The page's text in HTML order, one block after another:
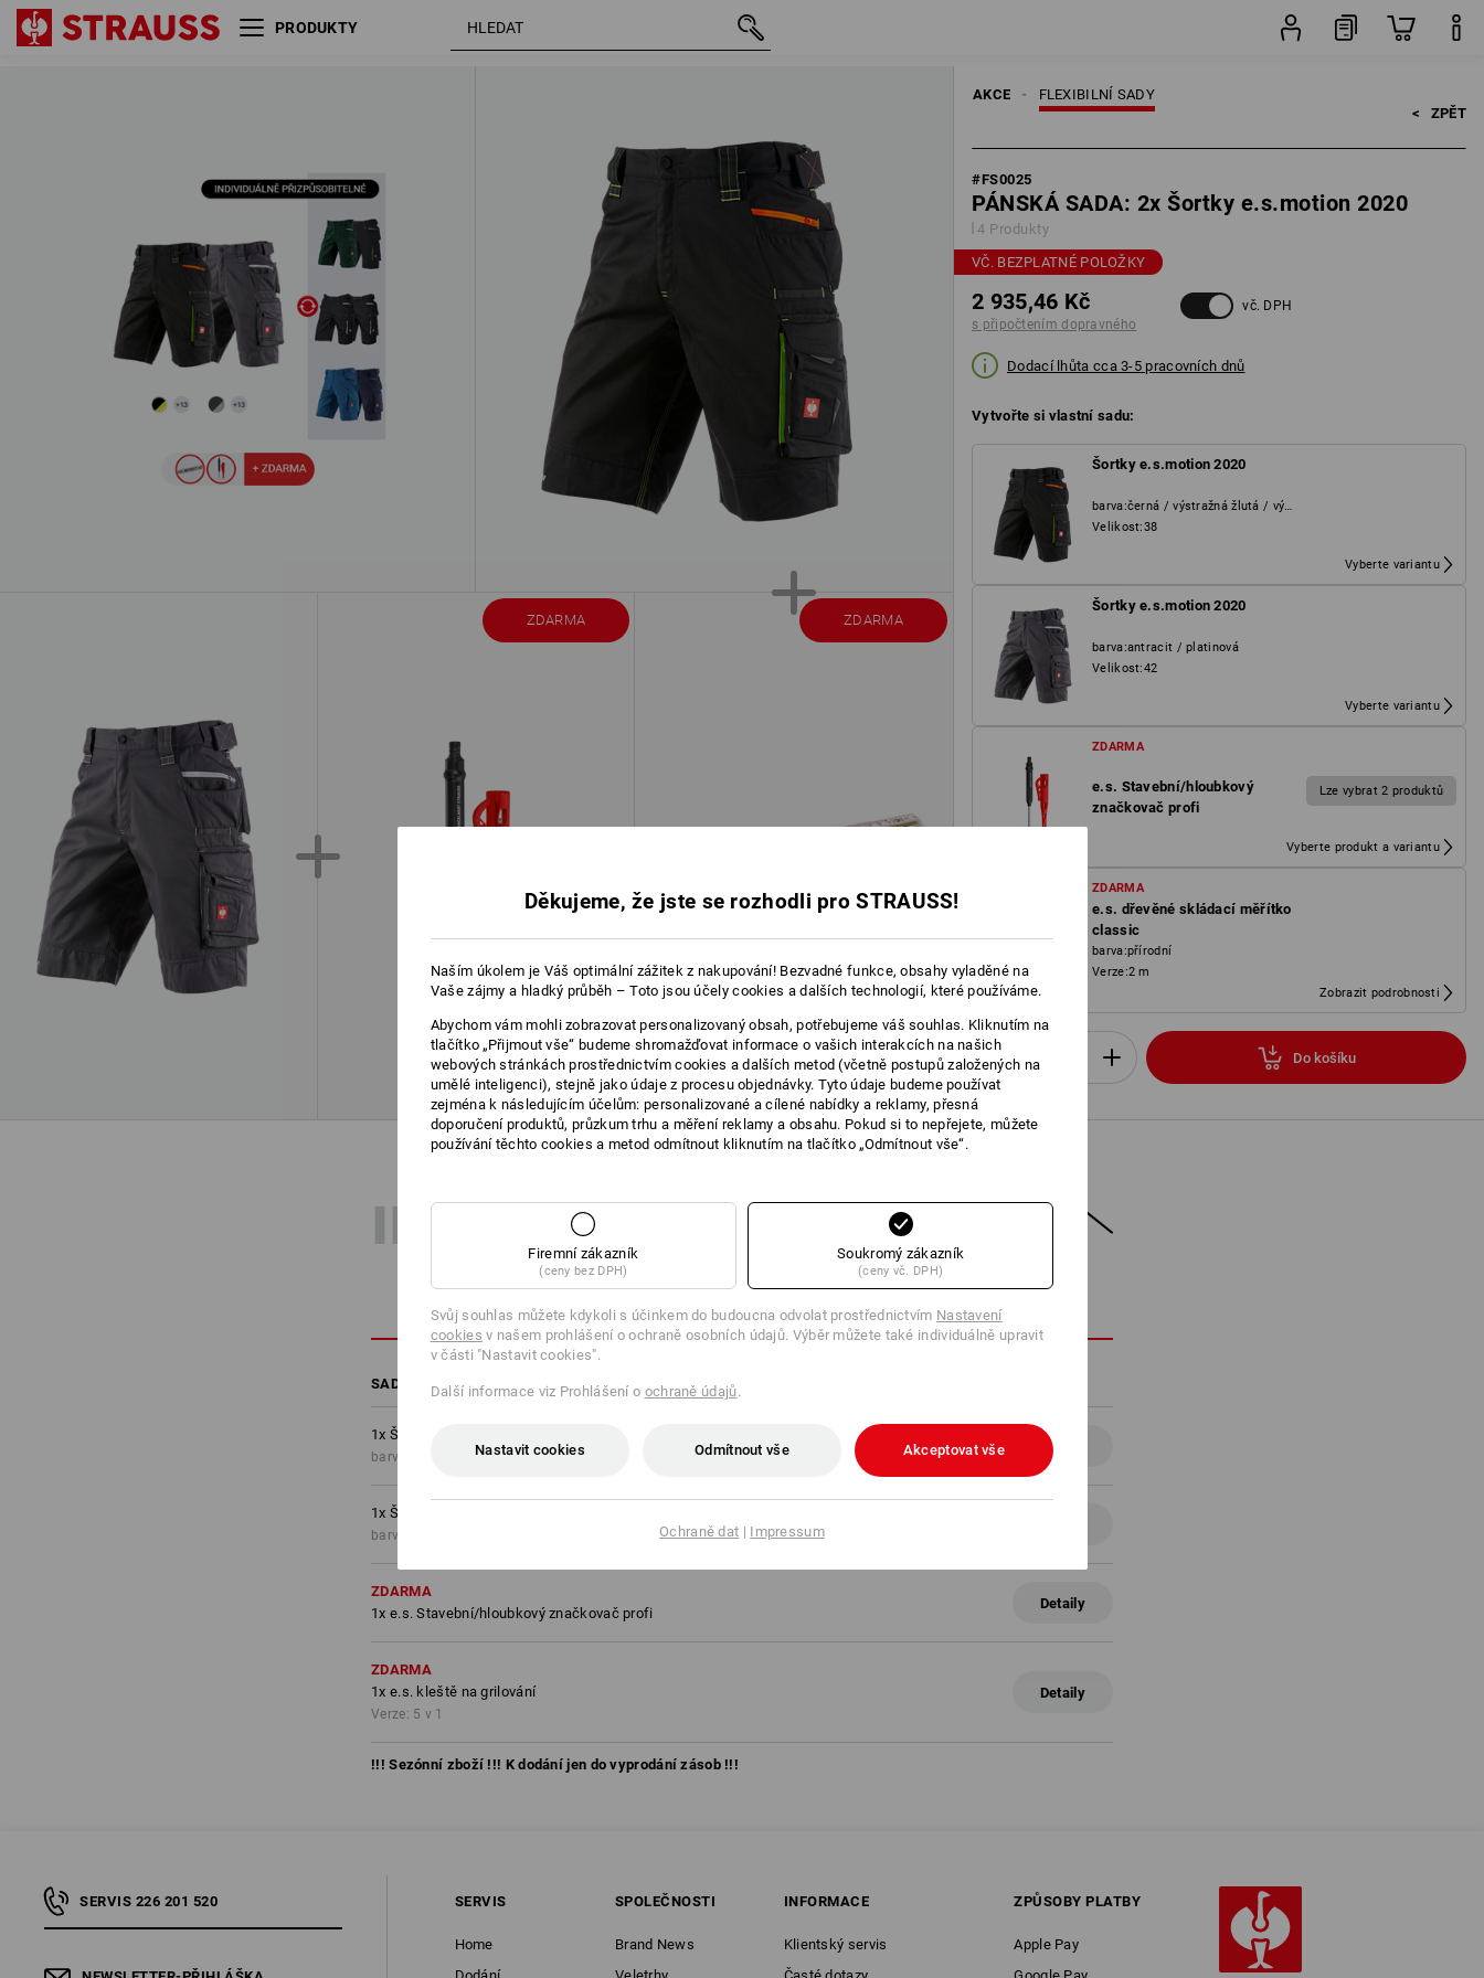
PRODUKTY
ZDARMA ZDARMA
AKCE
FLEXIBILNÍ SADY
< ZPĚT
#FS0025
PÁNSKÁ SADA: 2x Šortky e.s.motion 2020
4 Produkty
VČ. BEZPLATNÉ POLOŽKY
2 935,46 Kč
s připočtením dopravného
vč. DPH
Dodací lhůta cca 3-5 pracovních dnů
Vytvořte si vlastní sadu:
Šortky e.s.motion 2020
barva:
černá / výstražná žlutá / výstražná oranžová
Velikost:38
Vyberte variantu
Šortky e.s.motion 2020
barva:antracit / platinová
Velikost:42
Vyberte variantu
ZDARMA
e.s. Stavební/hloubkový
značkovač profi
Lze vybrat 2 produktů
Vyberte produkt a variantu
ZDARMA
e.s. dřevěné skládací měřítko
classic
barva:přírodní
Verze:2 m
Zobrazit podrobnosti
Sada
Do košíku
PÁNSKÁ SADA: 2x Šortky
Upravit součásti sady 2 935,46 Kč
s připočtením dopravného
INFORMACE O VÝROBKU
POPIS
SADA OBSAHUJE:
1x Šortky e.s.motion 2020
barva: černá/výstražná žlutá/výstražná oranžová, Velikost: 38
Detaily
1x Šortky e.s.motion 2020
barva: antracit/platinová, Velikost: 42
ZDARMA
1x e.s. Stavební/hloubkový značkovač profi
Detaily
ZDARMA
1x e.s. kleště na grilování
Verze: 5 v 1
Detaily
!!! Sezónní zboží !!! K dodání jen do vyprodání zásob !!!
SERVIS 226 201 520 SERVIS
Home
SPOLEČNOSTI
Brand News
INFORMACE
Klientský servis
ZPŮSOBY PLATBY
Apple Pay
Děkujeme, že jste se rozhodli pro STRAUSS!
Naším úkolem je Váš optimální zážitek z nakupování! Bezvadné funkce, obsahy vyladěné na
Vaše zájmy a hladký průběh – Toto jsou účely cookies a dalších technologií, které používáme.
Abychom vám mohli zobrazovat personalizovaný obsah, potřebujeme váš souhlas. Kliknutím na
tlačítko „Přijmout vše“ budeme shromažďovat informace o vašich interakcích na našich
webových stránkách prostřednictvím cookies a dalších metod (včetně postupů založených na
umělé inteligenci), stejně jako údaje z procesu objednávky. Tyto údaje budeme používat
zejména k následujícím účelům: personalizované a cílené nabídky a reklamy, přesná
doporučení produktů, průzkum trhu a měření reklamy a obsahu. Pokud si to nepřejete, můžete
používání těchto cookies a metod odmítnout kliknutím na tlačítko „Odmítnout vše“.
Firemní zákazník
(ceny bez DPH)
Soukromý zákazník
(ceny vč. DPH)
Svůj souhlas můžete kdykoli s účinkem do budoucna odvolat prostřednictvím Nastavení
cookies v našem prohlášení o ochraně osobních údajů. Výběr můžete také individuálně upravit
v části "Nastavit cookies".
Další informace viz Prohlášení o ochraně údajů.
Nastavit cookies Odmítnout vše Akceptovat vše
Ochraně dat | Impressum